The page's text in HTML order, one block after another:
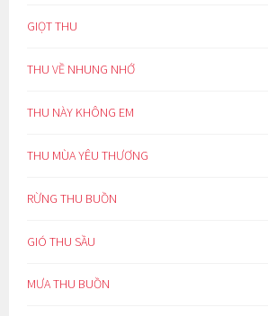
GIỌT THU
THU VỀ NHUNG NHỚ
THU NÀY KHÔNG EM
THU MÙA YÊU THƯƠNG
RỪNG THU BUỒN
GIÓ THU SẦU
MƯA THU BUỒN